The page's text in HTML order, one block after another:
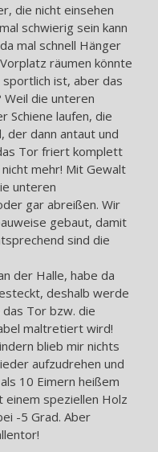
die nicht einsehen
schwierig sein kann
mal schnell Hänger
räumen könnte
sportlich ist, aber das
Weil die unteren
Schiene laufen, die
der dann antaut und
Tor friert komplett
mehr! Mit Gewalt
unteren
gar abreißen. Wir
gebaut, damit
sind die
der Halle, habe da
deshalb werde
Tor bzw. die
maltretiert wird!
blieb mir nichts
aufzudrehen und
10 Eimern heißem
einem speziellen Holz
-5 Grad. Aber